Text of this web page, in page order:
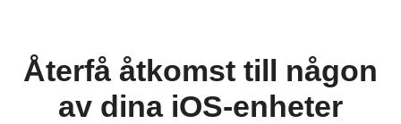
Återfå åtkomst till någon
av dina iOS-enheter